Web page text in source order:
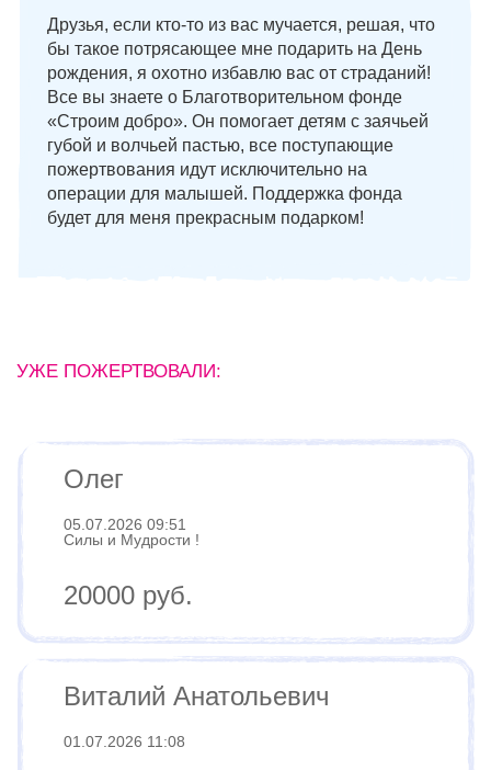
Друзья, если кто-то из вас мучается, решая, что
бы такое потрясающее мне подарить на День
рождения, я охотно избавлю вас от страданий!
Все вы знаете о Благотворительном фонде
«Строим добро». Он помогает детям с заячьей
губой и волчьей пастью, все поступающие
пожертвования идут исключительно на
операции для малышей. Поддержка фонда
будет для меня прекрасным подарком!
УЖЕ ПОЖЕРТВОВАЛИ:
Олег
05.07.2026 09:51
Силы и Мудрости !
20000 руб.
Виталий Анатольевич
01.07.2026 11:08